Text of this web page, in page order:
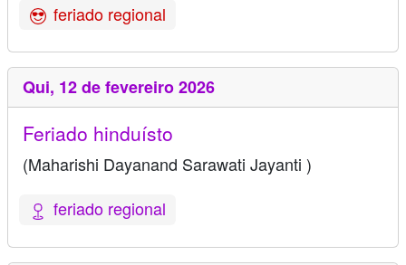
feriado regional
Qui, 12 de fevereiro 2026
Feriado hinduísto
(Maharishi Dayanand Sarawati Jayanti )
feriado regional